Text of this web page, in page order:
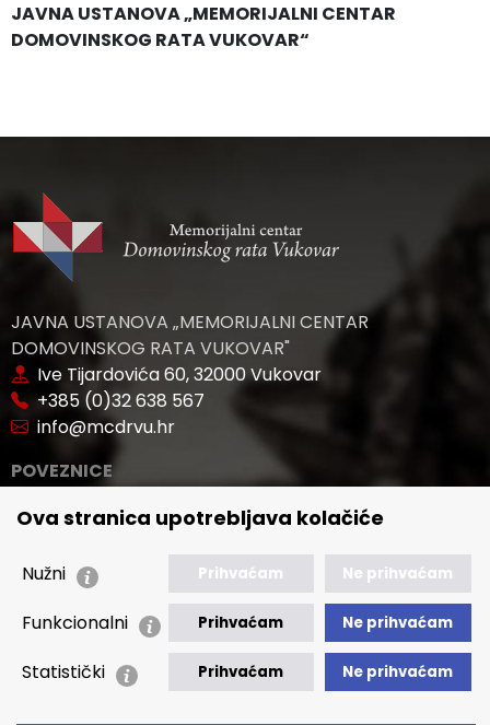
Ova stranica upotrebljava kolačiće
Nužni Prihvaćam Ne prihvaćam
Funkcionalni Prihvaćam Ne prihvaćam
Statistički Prihvaćam Ne prihvaćam
JAVNA USTANOVA „MEMORIJALNI CENTAR
DOMOVINSKOG RATA VUKOVAR“
JAVNA USTANOVA „MEMORIJALNI CENTAR
DOMOVINSKOG RATA VUKOVAR"
Ive Tijardovića 60, 32000 Vukovar
+385 (0)32 638 567
info@mcdrvu.hr
POVEZNICE
🢒 Novosti
🢒 Akti
🢒 Javna nabava
🢒 Izvještaji
🢒 Polica Privatnosti